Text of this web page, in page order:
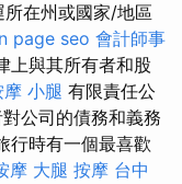
在州或國家/地區
page seo 會計師事
上與其所有者和股
摩 小腿 有限責任公
公司的債務和義務
行時有一個最喜歡
摩 大腿 按摩 台中